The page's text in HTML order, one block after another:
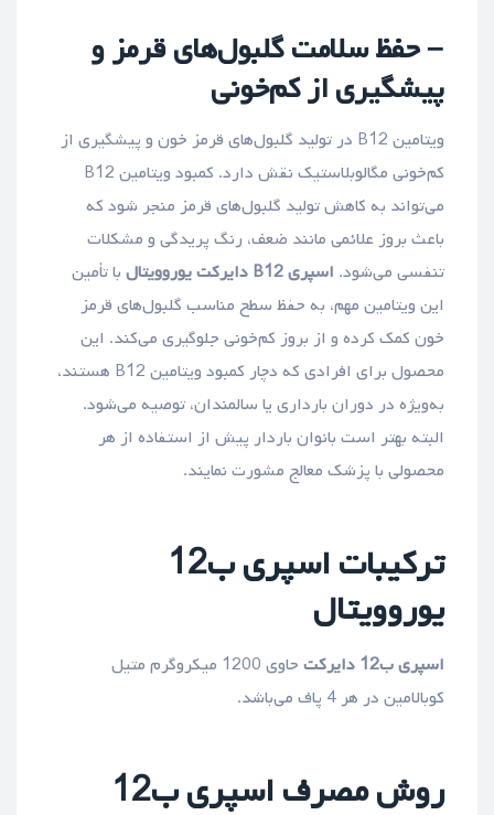
– حفظ سلامت گلبول‌های قرمز و
پیشگیری از کم‌خونی
ویتامین B12 در تولید گلبول‌های قرمز خون و پیشگیری از
کم‌خونی مگالوبلاستیک نقش دارد. کمبود ویتامین B12
می‌تواند به کاهش تولید گلبول‌های قرمز منجر شود که
باعث بروز علائمی مانند ضعف، رنگ پریدگی و مشکلات
تنفسی می‌شود. اسپری B12 دایرکت یوروویتال
با تأمین
این ویتامین مهم، به حفظ سطح مناسب گلبول‌های قرمز
خون کمک کرده و از بروز کم‌خونی جلوگیری می‌کند. این
محصول برای افرادی که دچار کمبود ویتامین B12 هستند،
به‌ویژه در دوران بارداری یا سالمندان، توصیه می‌شود.
البته بهتر است بانوان باردار پیش از استفاده از هر
محصولی با پزشک معالج مشورت نمایند.
ترکیبات اسپری ب12
یوروویتال
اسپری ب12 دایرکت
حاوی 1200 میکروگرم متیل
کوبالامین در هر 4 پاف می‌باشد.
روش مصرف اسپری ب12